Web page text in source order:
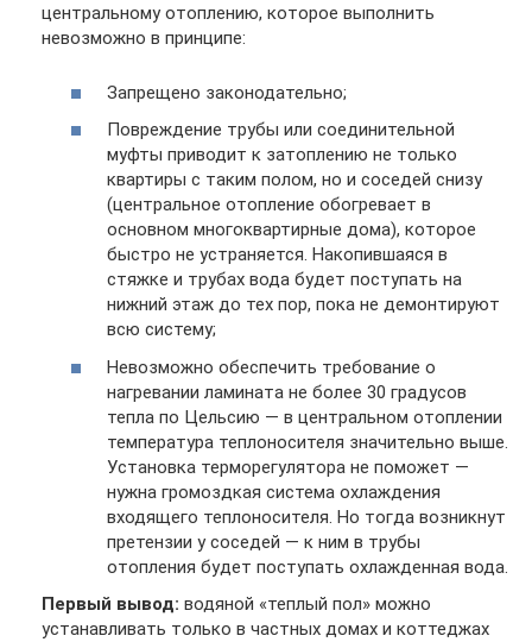
центральному отоплению, которое выполнить
невозможно в принципе:
Запрещено законодательно;
Повреждение трубы или соединительной
муфты приводит к затоплению не только
квартиры с таким полом, но и соседей снизу
(центральное отопление обогревает в
основном многоквартирные дома), которое
быстро не устраняется. Накопившаяся в
стяжке и трубах вода будет поступать на
нижний этаж до тех пор, пока не демонтируют
всю систему;
Невозможно обеспечить требование о
нагревании ламината не более 30 градусов
тепла по Цельсию — в центральном отоплении
температура теплоносителя значительно выше.
Установка терморегулятора не поможет —
нужна громоздкая система охлаждения
входящего теплоносителя. Но тогда возникнут
претензии у соседей — к ним в трубы
отопления будет поступать охлажденная вода.
Первый вывод: водяной «теплый пол» можно
устанавливать только в частных домах и коттеджах